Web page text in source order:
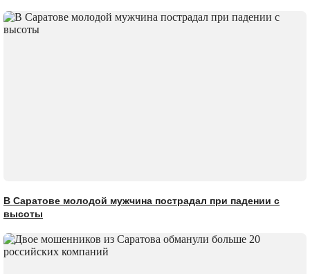
В Саратове молодой мужчина пострадал при падении с
высоты